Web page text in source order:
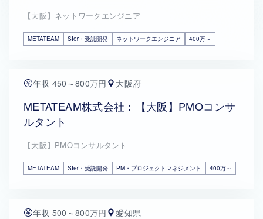
【大阪】ネットワークエンジニア
METATEAM SIer・受託開発 ネットワークエンジニア 400万～
年収 450～800万円 大阪府
METATEAM株式会社：【大阪】PMOコンサ
ルタント
【大阪】PMOコンサルタント
METATEAM SIer・受託開発 PM・プロジェクトマネジメント 400万～
年収 500～800万円 愛知県